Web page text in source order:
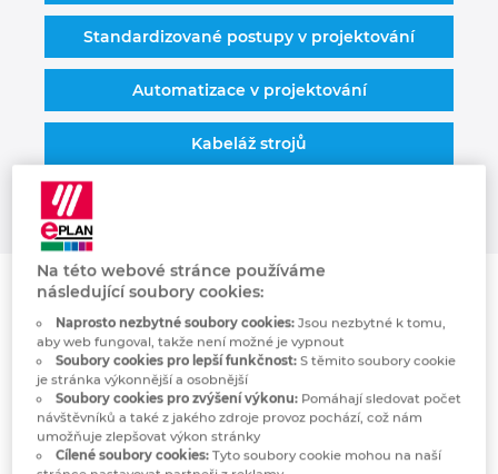
Standardizované postupy v projektování
Automatizace v projektování
Kabeláž strojů
Nemáte rádi změny na
poslední chvíli?
Možná vám to zní povědomě: zákazník si u
vás vyžádal rozváděčové skříně a domluvili
Kanada
Kolumbie
Litva
Lucembursko
Maďarsko
Malajsie
Mexiko
Německo
Nizozemsko
Na této webové stránce používáme
následující soubory cookies:
Naprosto nezbytné soubory cookies:Jsou nezbytné k tomu,
aby web fungoval, takže není možné je vypnout
Soubory cookies pro lepší funkčnost:S těmito soubory cookie
je stránka výkonnější a osobnější
Soubory cookies pro zvýšení výkonu:Pomáhají sledovat počet
návštěvníků a také z jakého zdroje provoz pochází, což nám
umožňuje zlepšovat výkon stránky
Cílené soubory cookies:Tyto soubory cookie mohou na naší